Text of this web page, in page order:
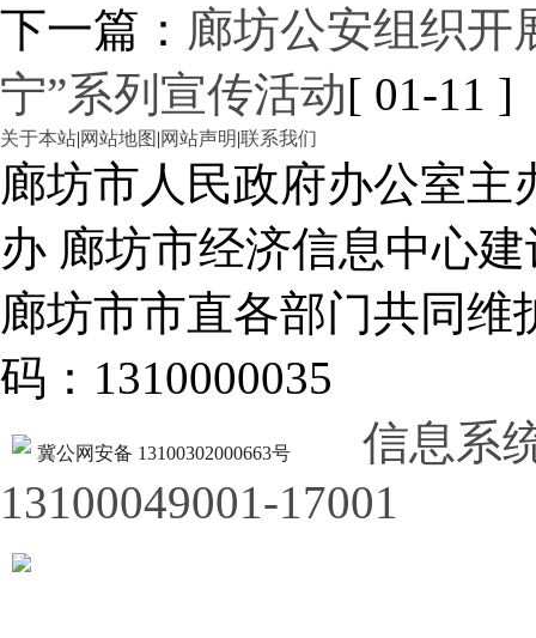
下一篇： 廊坊公安组织开
宁”系列宣传活动[ 01-11 ]
关于本站|网站地图 |网站声明|联系我们
廊坊市人民政府办公室
办 廊坊市经济信息中心建
廊坊市市直各部门共同
码：1310000035
冀公网安备 13100302000663号
信息系
13100049001-17001